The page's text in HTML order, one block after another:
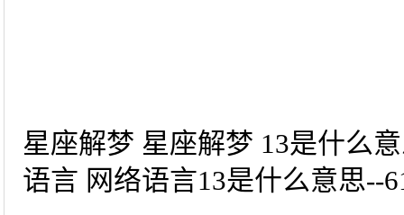
星座解梦 星座解梦 13是什么
语言 网络语言13是什么意思--